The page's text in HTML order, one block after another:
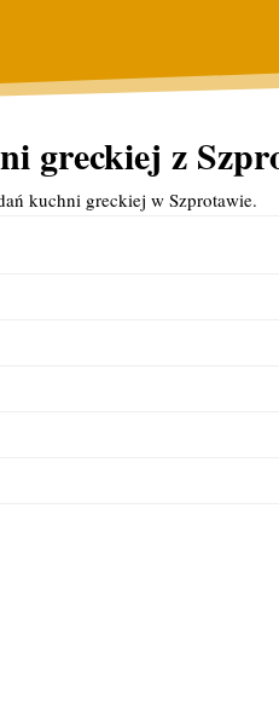
greckiej z
kuchni greckiej w Szprotawie.